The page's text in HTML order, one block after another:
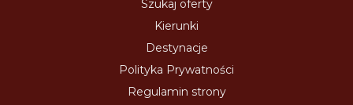
Szukaj oferty
Kierunki
Destynacje
Polityka Prywatności
Regulamin strony